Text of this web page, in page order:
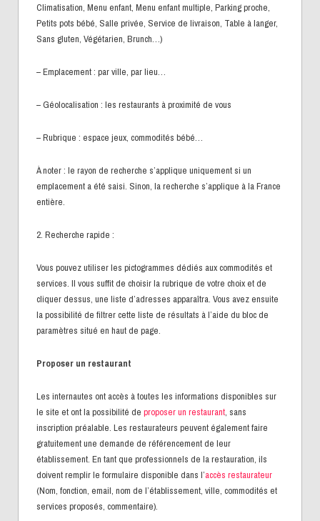
Climatisation, Menu enfant, Menu enfant multiple, Parking proche,
Petits pots bébé, Salle privée, Service de livraison, Table à langer,
Sans gluten, Végétarien, Brunch…)
– Emplacement : par ville, par lieu…
– Géolocalisation : les restaurants à proximité de vous
– Rubrique : espace jeux, commodités bébé…
À noter : le rayon de recherche s’applique uniquement si un
emplacement a été saisi. Sinon, la recherche s’applique à la France
entière.
2. Recherche rapide :
Vous pouvez utiliser les pictogrammes dédiés aux commodités et
services. Il vous suffit de choisir la rubrique de votre choix et de
cliquer dessus, une liste d’adresses apparaîtra. Vous avez ensuite
la possibilité de filtrer cette liste de résultats à l’aide du bloc de
paramètres situé en haut de page.
Proposer un restaurant
Les internautes ont accès à toutes les informations disponibles sur
le site et ont la possibilité de proposer un restaurant, sans
inscription préalable. Les restaurateurs peuvent également faire
gratuitement une demande de référencement de leur
établissement. En tant que professionnels de la restauration, ils
doivent remplir le formulaire disponible dans l’accès restaurateur
(Nom, fonction, email, nom de l’établissement, ville, commodités et
services proposés, commentaire).